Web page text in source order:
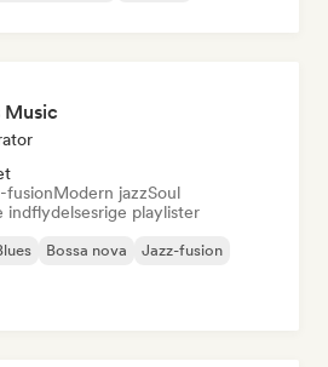
Music
fusionModern jazzSoul
indflydelsesrige playlister
Bossa nova Jazz-fusion